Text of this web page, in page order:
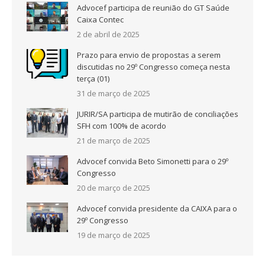
Advocef participa de reunião do GT Saúde
Caixa Contec
2 de abril de 2025
Prazo para envio de propostas a serem
discutidas no 29º Congresso começa nesta
terça (01)
31 de março de 2025
JURIR/SA participa de mutirão de conciliações
SFH com 100% de acordo
21 de março de 2025
Advocef convida Beto Simonetti para o 29º
Congresso
20 de março de 2025
Advocef convida presidente da CAIXA para o
29º Congresso
19 de março de 2025